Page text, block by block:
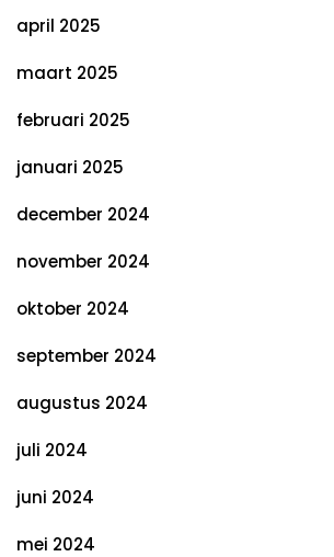
april 2025
maart 2025
februari 2025
januari 2025
december 2024
november 2024
oktober 2024
september 2024
augustus 2024
juli 2024
juni 2024
mei 2024